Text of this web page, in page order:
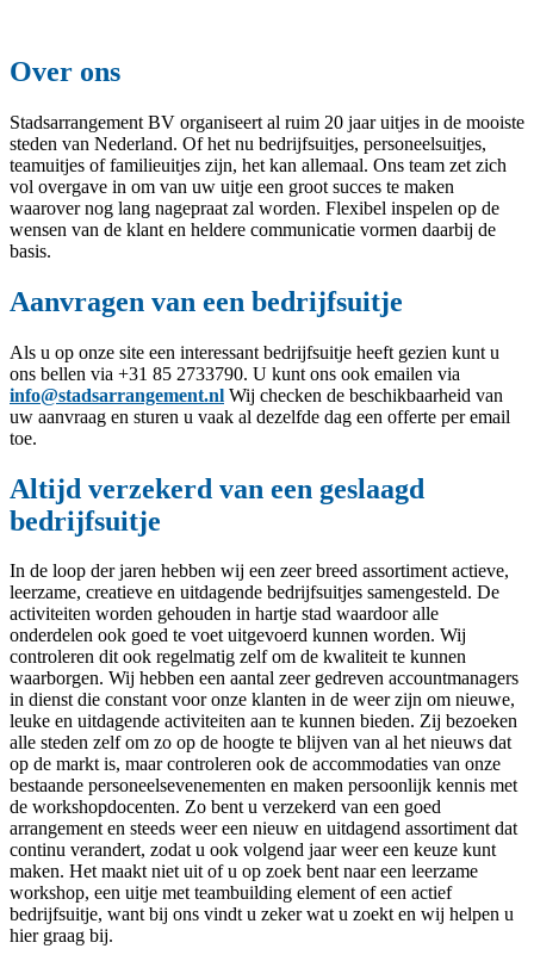
Over ons
Stadsarrangement BV organiseert al ruim 20 jaar uitjes in de mooiste
steden van Nederland. Of het nu bedrijfsuitjes, personeelsuitjes,
teamuitjes of familieuitjes zijn, het kan allemaal. Ons team zet zich
vol overgave in om van uw uitje een groot succes te maken
waarover nog lang nagepraat zal worden. Flexibel inspelen op de
wensen van de klant en heldere communicatie vormen daarbij de
basis.
Aanvragen van een bedrijfsuitje
Als u op onze site een interessant bedrijfsuitje heeft gezien kunt u
ons bellen via +31 85 2733790. U kunt ons ook emailen via
info@stadsarrangement.nl Wij checken de beschikbaarheid van
uw aanvraag en sturen u vaak al dezelfde dag een offerte per email
toe.
Altijd verzekerd van een geslaagd
bedrijfsuitje
In de loop der jaren hebben wij een zeer breed assortiment actieve,
leerzame, creatieve en uitdagende bedrijfsuitjes samengesteld. De
activiteiten worden gehouden in hartje stad waardoor alle
onderdelen ook goed te voet uitgevoerd kunnen worden. Wij
controleren dit ook regelmatig zelf om de kwaliteit te kunnen
waarborgen. Wij hebben een aantal zeer gedreven accountmanagers
in dienst die constant voor onze klanten in de weer zijn om nieuwe,
leuke en uitdagende activiteiten aan te kunnen bieden. Zij bezoeken
alle steden zelf om zo op de hoogte te blijven van al het nieuws dat
op de markt is, maar controleren ook de accommodaties van onze
bestaande personeelsevenementen en maken persoonlijk kennis met
de workshopdocenten. Zo bent u verzekerd van een goed
arrangement en steeds weer een nieuw en uitdagend assortiment dat
continu verandert, zodat u ook volgend jaar weer een keuze kunt
maken. Het maakt niet uit of u op zoek bent naar een leerzame
workshop, een uitje met teambuilding element of een actief
bedrijfsuitje, want bij ons vindt u zeker wat u zoekt en wij helpen u
hier graag bij.